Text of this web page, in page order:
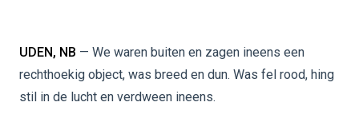
UDEN, NB — We waren buiten en zagen ineens een
rechthoekig object, was breed en dun. Was fel rood, hing
stil in de lucht en verdween ineens.